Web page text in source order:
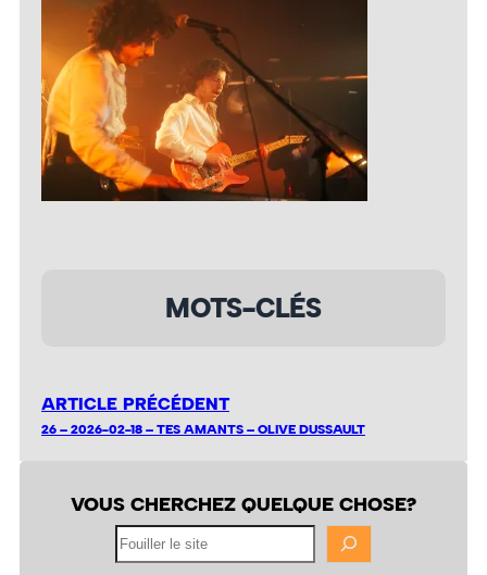
MOTS-CLÉS
ARTICLE PRÉCÉDENT
26 – 2026-02-18 – TES AMANTS – OLIVE DUSSAULT
VOUS CHERCHEZ QUELQUE CHOSE?